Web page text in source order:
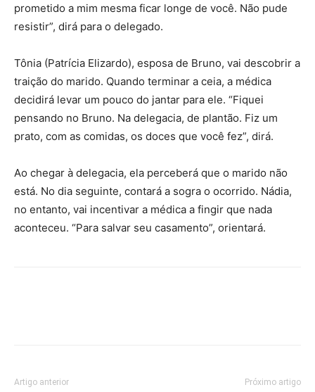
prometido a mim mesma ficar longe de você. Não pude
resistir”, dirá para o delegado.
Tônia (Patrícia Elizardo), esposa de Bruno, vai descobrir a
traição do marido. Quando terminar a ceia, a médica
decidirá levar um pouco do jantar para ele. “Fiquei
pensando no Bruno. Na delegacia, de plantão. Fiz um
prato, com as comidas, os doces que você fez”, dirá.
Ao chegar à delegacia, ela perceberá que o marido não
está. No dia seguinte, contará a sogra o ocorrido. Nádia,
no entanto, vai incentivar a médica a fingir que nada
aconteceu. “Para salvar seu casamento”, orientará.
Artigo anterior Próximo artigo